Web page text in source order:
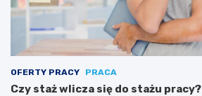
OFERTY PRACY PRACA
Czy staż wlicza się do stażu pracy?